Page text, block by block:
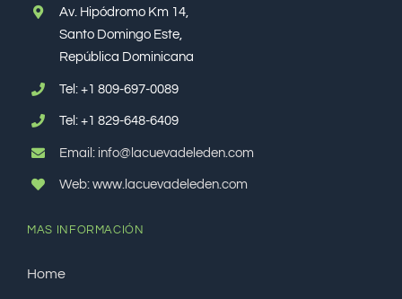
Av. Hipódromo Km 14,
Santo Domingo Este,
República Dominicana
Tel: +1 809-697-0089
Tel: +1 829-648-6409
Email: info@lacuevadeleden.com
Web: www.lacuevadeleden.com
MAS INFORMACIÓN
Home